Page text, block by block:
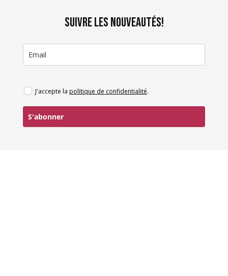
SUIVRE LES NOUVEAUTÉS!
J'accepte la politique de confidentialité.
S'abonner